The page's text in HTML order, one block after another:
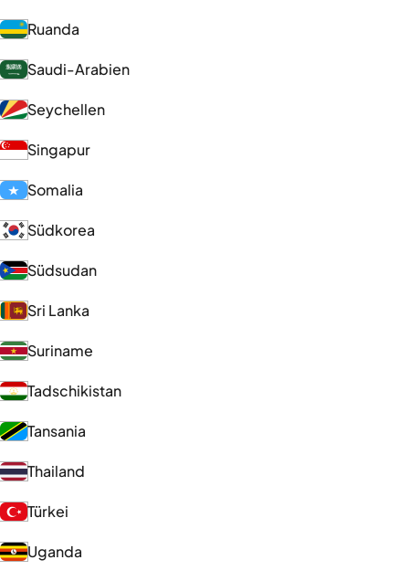
Ruanda
Saudi-Arabien
Seychellen
Singapur
Somalia
Südkorea
Südsudan
Sri Lanka
Suriname
Tadschikistan
Tansania
Thailand
Türkei
Uganda